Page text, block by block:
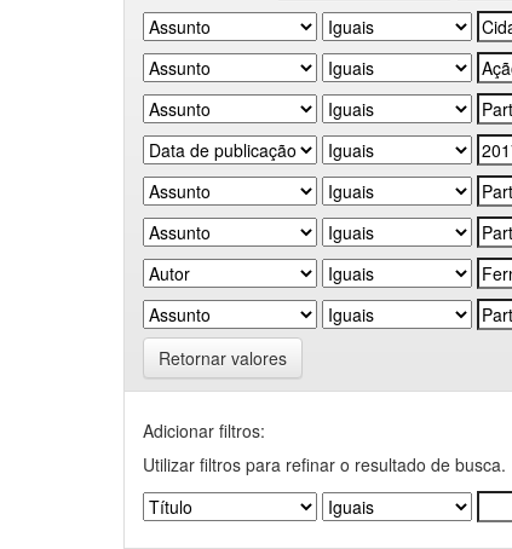
Retornar valores
Adicionar filtros:
Utilizar filtros para refinar o resultado de busca.